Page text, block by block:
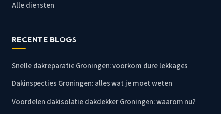
Alle diensten
RECENTE BLOGS
Snelle dakreparatie Groningen: voorkom dure lekkages
Dakinspecties Groningen: alles wat je moet weten
Voordelen dakisolatie dakdekker Groningen: waarom nu?